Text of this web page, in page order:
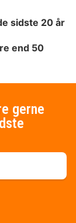
sidste 20 år
end 50
gerne